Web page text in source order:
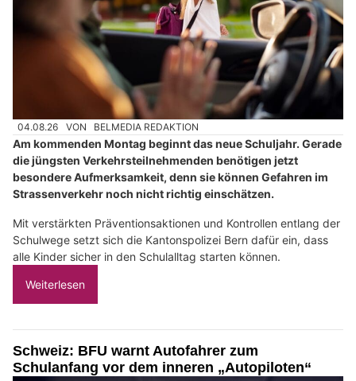
04.08.26 VON BELMEDIA REDAKTION
Am kommenden Montag beginnt das neue Schuljahr. Gerade
die jüngsten Verkehrsteilnehmenden benötigen jetzt
besondere Aufmerksamkeit, denn sie können Gefahren im
Strassenverkehr noch nicht richtig einschätzen.
Mit verstärkten Präventionsaktionen und Kontrollen entlang der
Schulwege setzt sich die Kantonspolizei Bern dafür ein, dass
alle Kinder sicher in den Schulalltag starten können.
Weiterlesen
Schweiz: BFU warnt Autofahrer zum
Schulanfang vor dem inneren „Autopiloten“